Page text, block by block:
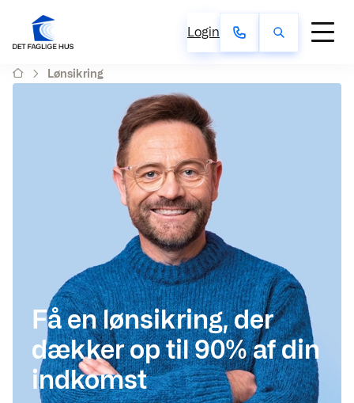
Login
Lønsikring
Få en lønsikring, der
dækker op til 90% af din
indkomst